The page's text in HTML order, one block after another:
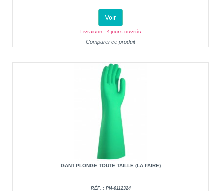
Voir
Livraison : 4 jours ouvrés
Comparer ce produit
GANT PLONGE TOUTE TAILLE (LA PAIRE)
RÉF. : PM-0112324